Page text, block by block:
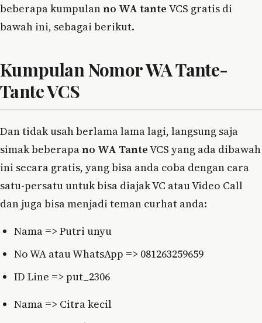
beberapa kumpulanno WA tante VCS gratis di
bawah ini, sebagai berikut.
Kumpulan Nomor WA Tante-
Tante VCS
Dan tidak usah berlama lama lagi, langsung saja
simak beberapano WA TanteVCS yang ada dibawah
ini secara gratis, yang bisa anda coba dengan cara
satu-persatu untuk bisa diajak VC atau Video Call
dan juga bisa menjadi teman curhat anda:
Nama => Putri unyu
No WA atau WhatsApp => 081263259659
ID Line => put_2306
Nama => Citra kecil